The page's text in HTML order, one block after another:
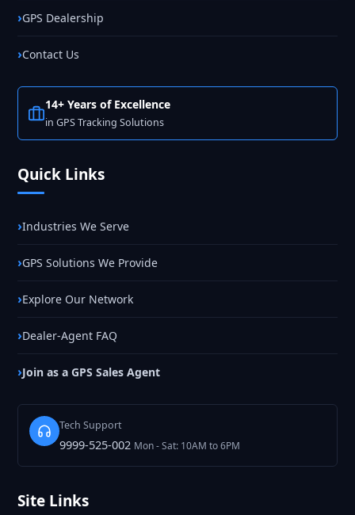
GPS Dealership
Contact Us
14+ Years of Excellence
in GPS Tracking Solutions
Quick Links
Industries We Serve
GPS Solutions We Provide
Explore Our Network
Dealer-Agent FAQ
Join as a GPS Sales Agent
Tech Support
9999-525-002 Mon - Sat: 10AM to 6PM
Site Links